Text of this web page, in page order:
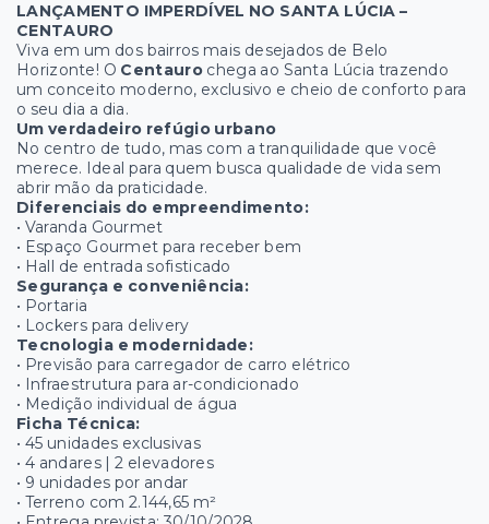
LANÇAMENTO IMPERDÍVEL NO SANTA LÚCIA –
CENTAURO
Viva em um dos bairros mais desejados de Belo
Horizonte! O Centaurochega ao Santa Lúcia trazendo
um conceito moderno, exclusivo e cheio de conforto para
o seu dia a dia.
Um verdadeiro refúgio urbano
No centro de tudo, mas com a tranquilidade que você
merece. Ideal para quem busca qualidade de vida sem
abrir mão da praticidade.
Diferenciais do empreendimento:
• Varanda Gourmet
• Espaço Gourmet para receber bem
• Hall de entrada sofisticado
Segurança e conveniência:
• Portaria
• Lockers para delivery
Tecnologia e modernidade:
• Previsão para carregador de carro elétrico
• Infraestrutura para ar-condicionado
• Medição individual de água
Ficha Técnica:
• 45 unidades exclusivas
• 4 andares | 2 elevadores
• 9 unidades por andar
• Terreno com 2.144,65 m²